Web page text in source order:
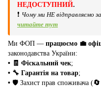
НЕДОСТУПНИЙ.
❗ Чому ми НЕ відправляємо
читайте тут
Ми ФОП — працюємо 💼
законодавства України:
• 🧾 Фіскальний чек;
• 🔧 Гарантія на товар;
• 🛡️ Захист прав споживача (